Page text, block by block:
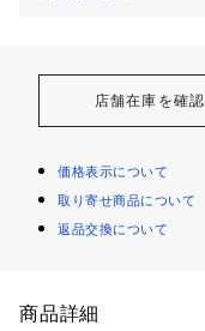
店舗在庫を確認
価格表示について
取り寄せ商品について
返品交換について
商品詳細